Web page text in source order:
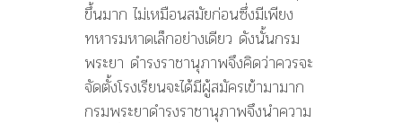
ขึ้นมาก ไม่เหมือนสมัยก่อนซึ่งมีเพียง
ทหารมหาดเล็กอย่างเดียว ดังนั้นกรม
พระยา ดำรงราชานุภาพจึงคิดว่าควรจะ
จัดตั้งโรงเรียนจะได้มีผู้สมัครเข้ามามาก
กรมพระยาดำรงราชานุภาพจึงนำความ